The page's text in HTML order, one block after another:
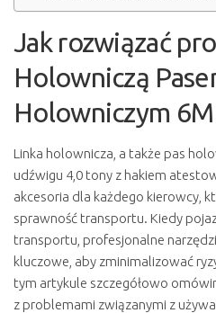
Jak rozwiązać
Holowniczą
Holowniczym
Linka holownicza, a także pas
udźwigu 4,0 tony z hakiem
akcesoria dla każdego kierowcy,
sprawność transportu. Kiedy
transportu, profesjonalne
kluczowe, aby zminimalizować
tym artykule szczegółowo
z problemami związanymi z